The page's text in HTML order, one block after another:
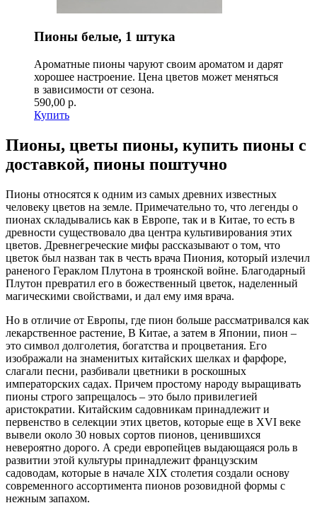
Пионы белые, 1 штука
Ароматные пионы чаруют своим ароматом и дарят
хорошее настроение. Цена цветов может меняться
в зависимости от сезона.
590,00 р.
Купить
Пионы, цветы пионы, купить пионы с
доставкой, пионы поштучно
Пионы относятся к одним из самых древних известных
человеку цветов на земле. Примечательно то, что легенды о
пионах складывались как в Европе, так и в Китае, то есть в
древности существовало два центра культивирования этих
цветов. Древнегреческие мифы рассказывают о том, что
цветок был назван так в честь врача Пиония, который излечил
раненого Гераклом Плутона в троянской войне. Благодарный
Плутон превратил его в божественный цветок, наделенный
магическими свойствами, и дал ему имя врача.
Но в отличие от Европы, где пион больше рассматривался как
лекарственное растение, В Китае, а затем в Японии, пион –
это символ долголетия, богатства и процветания. Его
изображали на знаменитых китайских шелках и фарфоре,
слагали песни, разбивали цветники в роскошных
императорских садах. Причем простому народу выращивать
пионы строго запрещалось – это было привилегией
аристократии. Китайским садовникам принадлежит и
первенство в селекции этих цветов, которые еще в XVI веке
вывели около 30 новых сортов пионов, ценившихся
невероятно дорого. А среди европейцев выдающаяся роль в
развитии этой культуры принадлежит французским
садоводам, которые в начале XIX столетия создали основу
современного ассортимента пионов розовидной формы с
нежным запахом.